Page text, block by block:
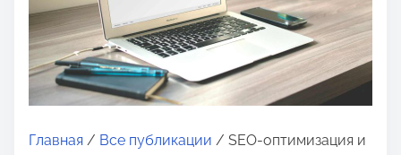
Главная / Все публикации / SEO-оптимизация и